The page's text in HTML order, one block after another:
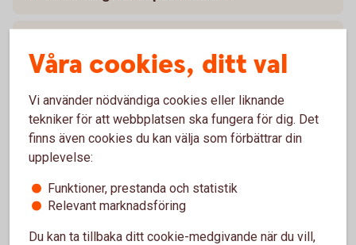
Mer information
Vanliga frågor och svar
Våra cookies, ditt val
Vi använder nödvändiga cookies eller liknande
tekniker för att webbplatsen ska fungera för dig. Det
finns även cookies du kan välja som förbättrar din
upplevelse:
Funktioner, prestanda och statistik
Relevant marknadsföring
Du kan ta tillbaka ditt cookie-medgivande när du vill,